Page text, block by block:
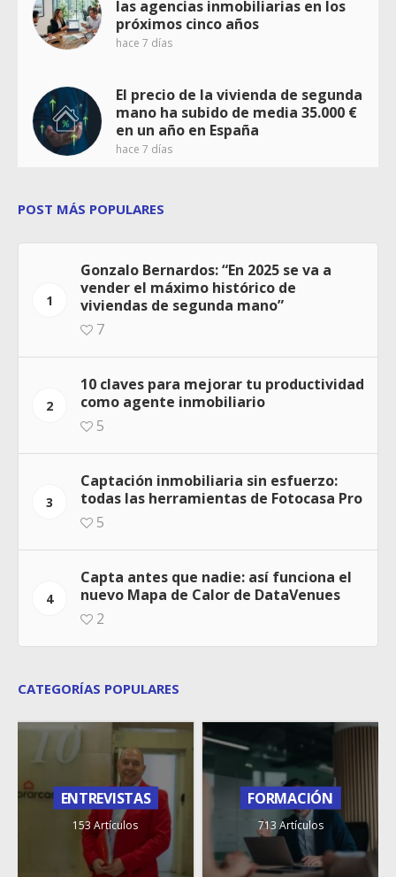
las agencias inmobiliarias en los
próximos cinco años
hace 7 días
El precio de la vivienda de segunda
mano ha subido de media 35.000 €
en un año en España
hace 7 días
POST MÁS POPULARES
1
Gonzalo Bernardos: “En 2025 se va a
vender el máximo histórico de
viviendas de segunda mano”
7
2
10 claves para mejorar tu productividad
como agente inmobiliario
5
3
Captación inmobiliaria sin esfuerzo:
todas las herramientas de Fotocasa Pro
5
4
Capta antes que nadie: así funciona el
nuevo Mapa de Calor de DataVenues
2
CATEGORÍAS POPULARES
ENTREVISTAS
153 Artículos
FORMACIÓN
713 Artículos